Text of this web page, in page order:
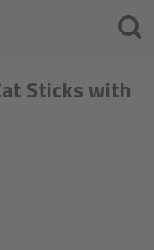
Sticks with